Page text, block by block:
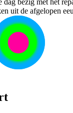
bezig met het
uit de afgelopen